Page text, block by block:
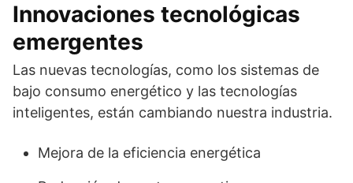
Innovaciones tecnológicas
emergentes
Las nuevas tecnologías, como los sistemas de
bajo consumo energético y las tecnologías
inteligentes, están cambiando nuestra industria.
Mejora de la eficiencia energética